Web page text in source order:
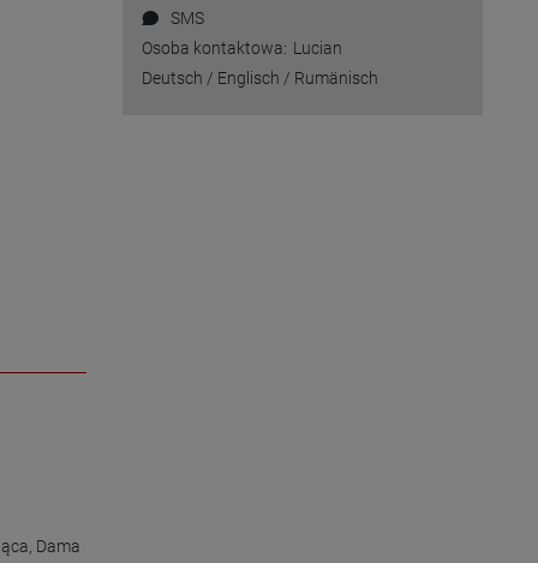
, Dama
SMS
Osoba kontaktowa: Lucian
Deutsch / Englisch / Rumänisch